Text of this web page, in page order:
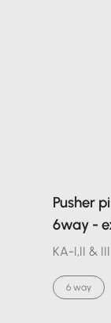
Pusher
6way -
KA-I,II & III
6 way